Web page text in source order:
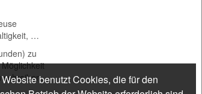
…
zu
schreiben.benutzt Cookies, die für den